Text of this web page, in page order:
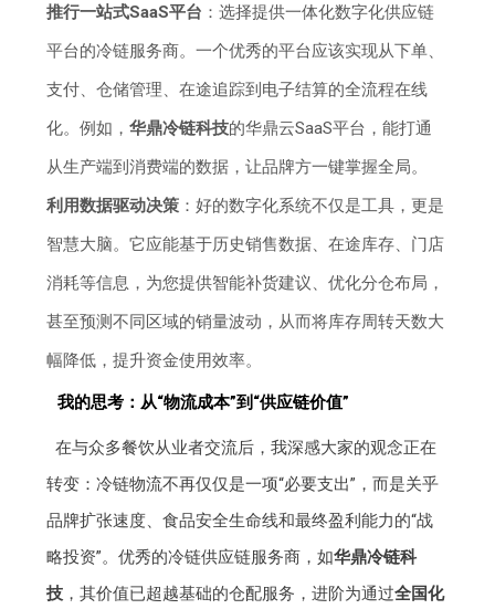
推行一站式SaaS平台 ：选择提供一体化数字化供应链
平台的冷链服务商。一个优秀的平台应该实现从下单、
支付、仓储管理、在途追踪到电子结算的全流程在线
化。例如，华鼎冷链科技的华鼎云SaaS平台，能打通
从生产端到消费端的数据，让品牌方一键掌握全局。
利用数据驱动决策 ：好的数字化系统不仅是工具，更是
智慧大脑。它应能基于历史销售数据、在途库存、门店
消耗等信息，为您提供智能补货建议、优化分仓布局，
甚至预测不同区域的销量波动，从而将库存周转天数大
幅降低，提升资金使用效率。
我的思考：从“物流成本”到“供应链价值”
在与众多餐饮从业者交流后，我深感大家的观念正在
转变：冷链物流不再仅仅是一项“必要支出”，而是关乎
品牌扩张速度、食品安全生命线和最终盈利能力的“战
略投资”。优秀的冷链供应链服务商，如华鼎冷链科
技 ，其价值已超越基础的仓配服务，进阶为通过全国化